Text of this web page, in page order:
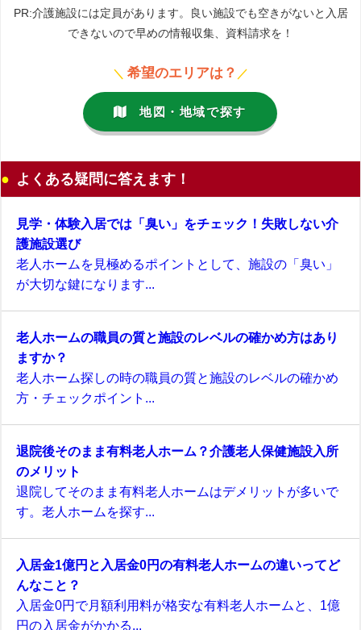
PR:介護施設には定員があります。良い施設でも空きがないと入居
できないので早めの情報収集、資料請求を！
＼ 希望のエリアは？ ／
地図・地域で探す
よくある疑問に答えます！
見学・体験入居では「臭い」をチェック！失敗しない介
護施設選び
老人ホームを見極めるポイントとして、施設の「臭い」
が大切な鍵になります...
老人ホームの職員の質と施設のレベルの確かめ方はあり
ますか？
老人ホーム探しの時の職員の質と施設のレベルの確かめ
方・チェックポイント...
退院後そのまま有料老人ホーム？介護老人保健施設入所
のメリット
退院してそのまま有料老人ホームはデメリットが多いで
す。老人ホームを探す...
入居金1億円と入居金0円の有料老人ホームの違いってど
んなこと？
入居金0円で月額利用料が格安な有料老人ホームと、1億
円の入居金がかかる...